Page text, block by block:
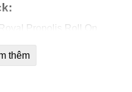
Propolis Roll On
mắt có tác dụng cấp
phẩm này được chiết
thêm